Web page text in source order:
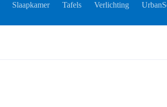
Slaapkamer Tafels Verlichting